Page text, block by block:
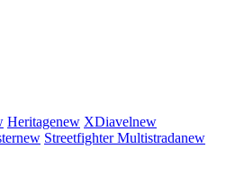
Heritagenew XDiavelnew
new StreetfighterMultistradanew